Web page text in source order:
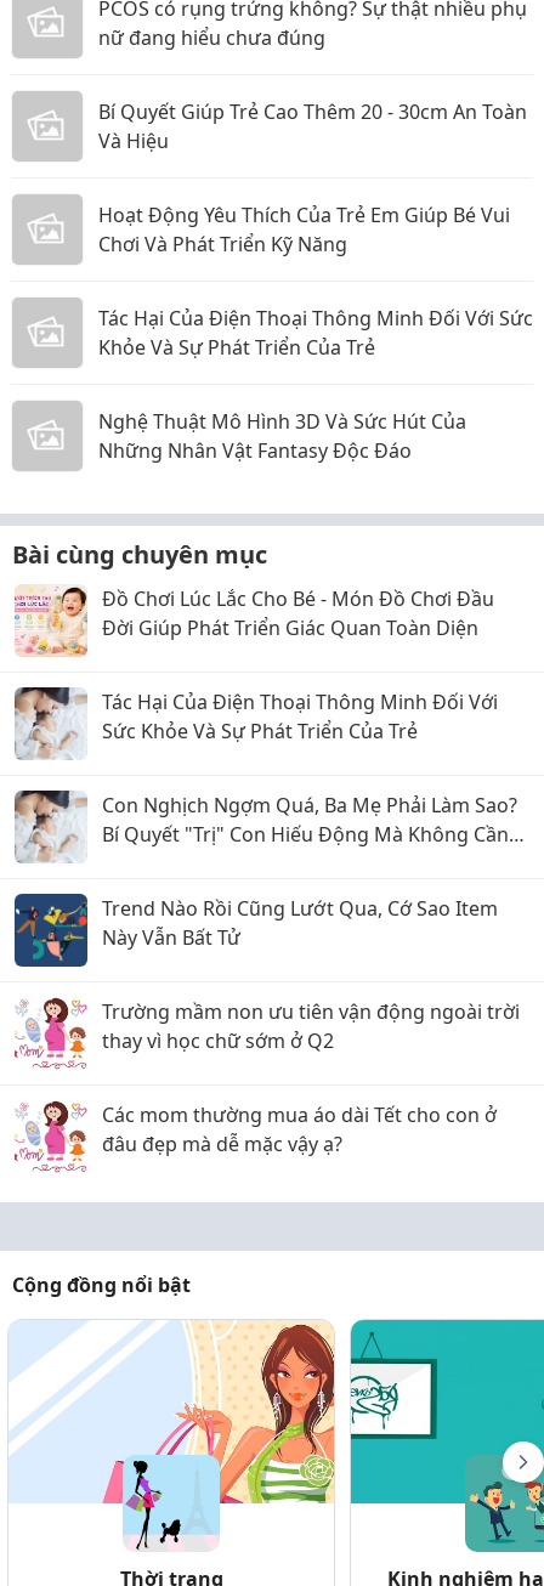
PCOS có rụng trứng không? Sự thật nhiều phụ
nữ đang hiểu chưa đúng
Bí Quyết Giúp Trẻ Cao Thêm 20 - 30cm An Toàn
Và Hiệu
Hoạt Động Yêu Thích Của Trẻ Em Giúp Bé Vui
Chơi Và Phát Triển Kỹ Năng
Tác Hại Của Điện Thoại Thông Minh Đối Với Sức
Khỏe Và Sự Phát Triển Của Trẻ
Nghệ Thuật Mô Hình 3D Và Sức Hút Của
Những Nhân Vật Fantasy Độc Đáo
Bài cùng chuyên mục
Đồ Chơi Lúc Lắc Cho Bé - Món Đồ Chơi Đầu
Đời Giúp Phát Triển Giác Quan Toàn Diện
Tác Hại Của Điện Thoại Thông Minh Đối Với
Sức Khỏe Và Sự Phát Triển Của Trẻ
Con Nghịch Ngợm Quá, Ba Mẹ Phải Làm Sao?
Bí Quyết "Trị" Con Hiếu Động Mà Không Cần
Trend Nào Rồi Cũng Lướt Qua, Cớ Sao Item
Này Vẫn Bất Tử
Trường mầm non ưu tiên vận động ngoài trời
thay vì học chữ sớm ở Q2
Các mom thường mua áo dài Tết cho con ở
đâu đẹp mà dễ mặc vậy ạ?
Cộng đồng nổi bật
Thời trang Kinh nghiệm